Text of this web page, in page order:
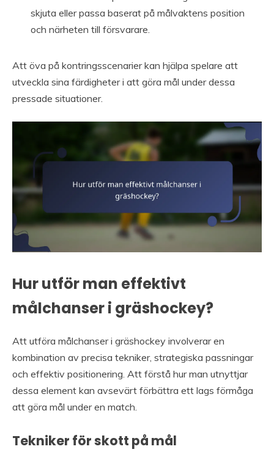
skjuta eller passa baserat på målvaktens position
och närheten till försvarare.
Att öva på kontringsscenarier kan hjälpa spelare att
utveckla sina färdigheter i att göra mål under dessa
pressade situationer.
Hur utför man effektivt
målchanser i gräshockey?
Att utföra målchanser i gräshockey involverar en
kombination av precisa tekniker, strategiska passningar
och effektiv positionering. Att förstå hur man utnyttjar
dessa element kan avsevärt förbättra ett lags förmåga
att göra mål under en match.
Tekniker för skott på mål